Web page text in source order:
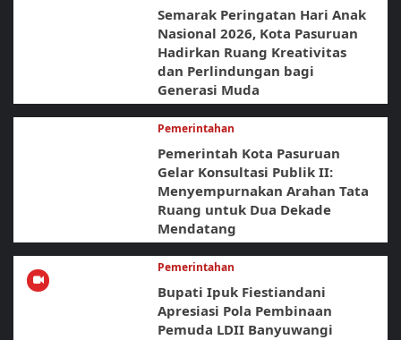
Semarak Peringatan Hari Anak
Nasional 2026, Kota Pasuruan
Hadirkan Ruang Kreativitas
dan Perlindungan bagi
Generasi Muda
Pemerintahan
Pemerintah Kota Pasuruan
Gelar Konsultasi Publik II:
Menyempurnakan Arahan Tata
Ruang untuk Dua Dekade
Mendatang
Pemerintahan
Bupati Ipuk Fiestiandani
Apresiasi Pola Pembinaan
Pemuda LDII Banyuwangi